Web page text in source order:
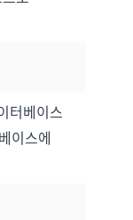
터베이스
이스에